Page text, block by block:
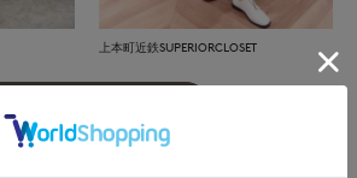
上本町近鉄SUPERIORCLOSET